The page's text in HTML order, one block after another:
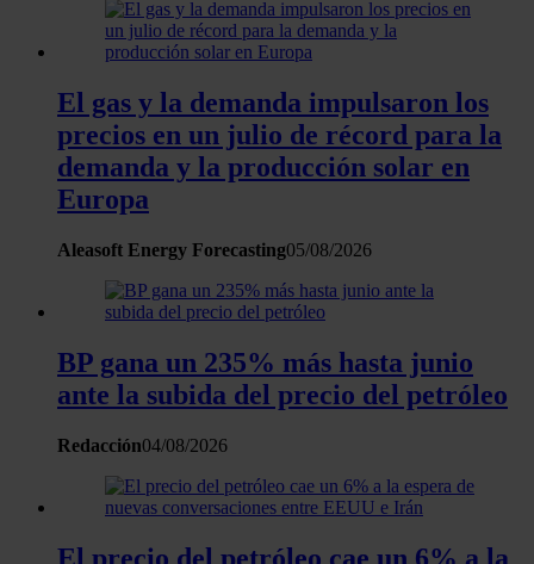
recopilado a partir del uso que haya hecho de sus servicios.
El gas y la demanda impulsaron los
precios en un julio de récord para la
demanda y la producción solar en
Europa
Aleasoft Energy Forecasting05/08/2026
BP gana un 235% más hasta junio
ante la subida del precio del petróleo
Redacción04/08/2026